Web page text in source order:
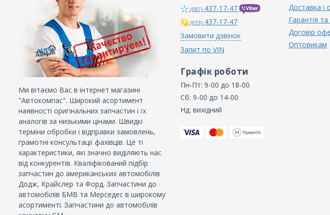
Ми вітаємо Вас в інтернет магазині
"Автокомпас". Широкий асортимент
наявності оригінальних запчастин і їх
аналогів за низькими цінами. Швидкі
терміни обробки і відправки замовлень,
грамотні консультації фахівців. Це ті
характеристики, які значно виділяють нас
від конкурентів. Кваліфікований підбір
запчастин до американських автомобілів
Додж, Крайслер та Форд. Запчастини до
автомобілів БМВ та Мерседес в широкому
асортименті. Запчастини до автомобілів
(097) 437-17-47
(073) 437-17-47
Замовити дзвінок
Запит по VIN
Графік роботи
Пн-Пт: 9-00 до 18-00
Сб: 9-00 до 14-00
Нд: вихідний
Доставка і
Гарантія
Договір
Оптовикам